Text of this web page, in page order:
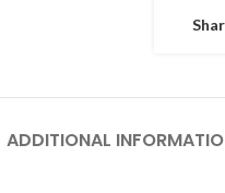
ADDITIONAL